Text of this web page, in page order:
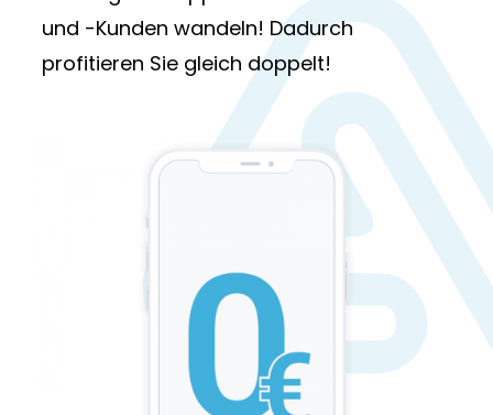
und -Kunden wandeln! Dadurch
profitieren Sie gleich doppelt!